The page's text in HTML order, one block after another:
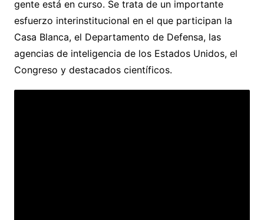
gente está en curso. Se trata de un importante
esfuerzo interinstitucional en el que participan la
Casa Blanca, el Departamento de Defensa, las
agencias de inteligencia de los Estados Unidos, el
Congreso y destacados científicos.